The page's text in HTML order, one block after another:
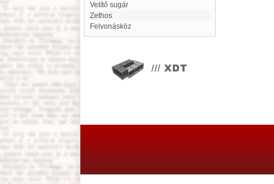
Vetítő sugár
Zethos
Felvonásköz